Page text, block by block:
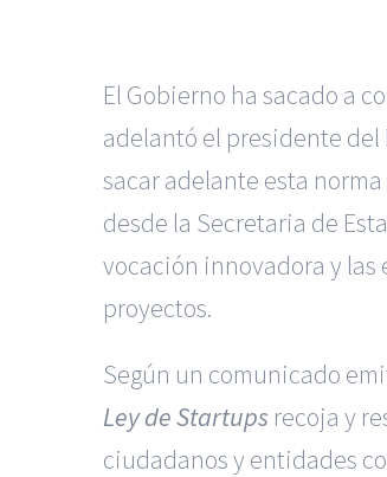
El Gobierno ha sacado a
adelantó el presidente del
sacar adelante esta
desde la Secretaria de
vocación innovadora y
proyectos.
Según un comunicado
Ley de Startups recoja y
ciudadanos y entidades